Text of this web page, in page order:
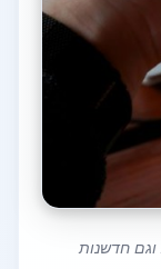
וגם חדשנות